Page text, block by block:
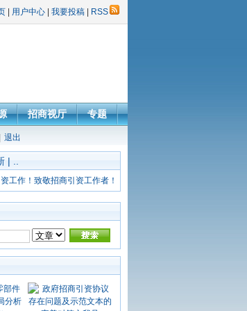
用户中心 我要投稿 RSS
招商视厅 专题
退出
|
工作！致敬招商引资工作者！